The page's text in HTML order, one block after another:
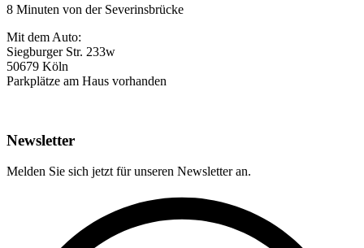
8 Minuten von der Severinsbrücke
Mit dem Auto:
Siegburger Str. 233w
50679 Köln
Parkplätze am Haus vorhanden
Newsletter
Melden Sie sich jetzt für unseren Newsletter an.